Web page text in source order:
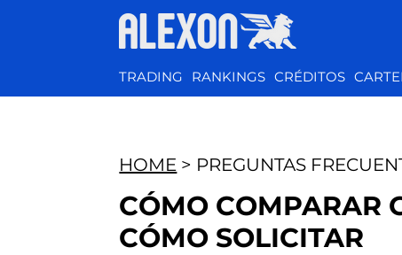
TRADING RANKINGS CRÉDITOS
HOME > PREGUNTAS
CÓMO COMPARAR
CÓMO SOLICITAR